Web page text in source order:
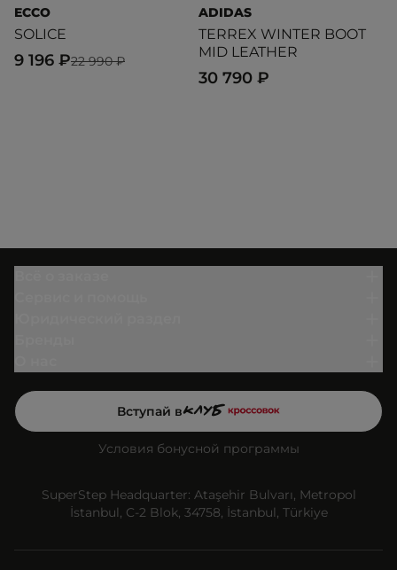
ECCO
SOLICE
22 990 ₽
9 196 ₽
ADIDAS
TERREX WINTER BOOT
MID LEATHER
30 790 ₽
Вступай в
Условия бонусной программы
SuperStep Headquarter: Ataşehir Bulvarı, Metropol
İstanbul, C-2 Blok, 34758, İstanbul, Türkiye